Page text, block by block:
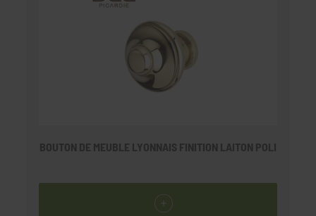
BOUTON DE MEUBLE LYONNAIS FINITION LAITON POLI